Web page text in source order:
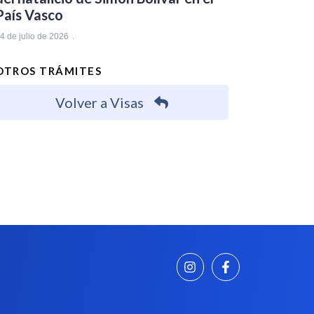
Vasco
de julio de 2026
TRÁMITES
Volver a Visas